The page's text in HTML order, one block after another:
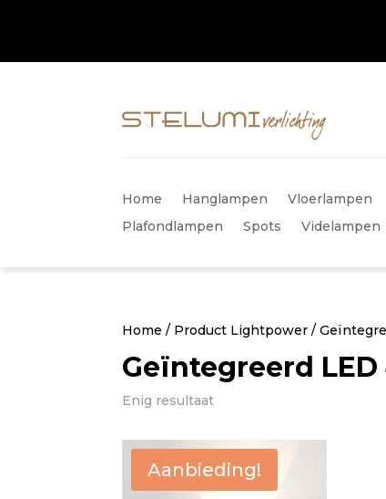
Home Hanglampen Vloerlampen
Plafondlampen
Spots Videlampen
Home / Product Lightpower /
Geïntegreerd
Enig resultaat
Aanbieding!